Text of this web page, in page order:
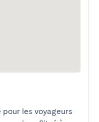
pour les voyageurs